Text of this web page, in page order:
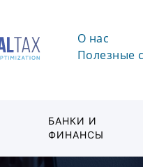
О нас
Полезные
БАНКИ И
ФИНАНСЫ